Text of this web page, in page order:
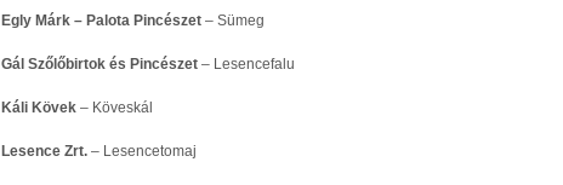
Egly Márk – Palota Pincészet – Sümeg
Gál Szőlőbirtok és Pincészet – Lesencefalu
Káli Kövek – Köveskál
Lesence Zrt. – Lesencetomaj